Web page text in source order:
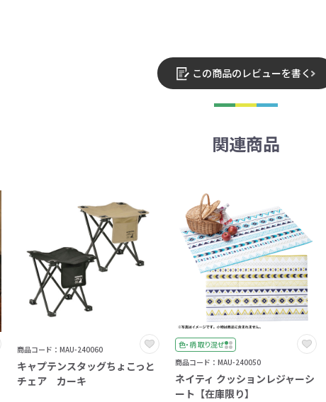
この商品のレビューを書く
関連商品
商品コード：MAU-240060
キャプテンスタッグちょこっと
チェア カーキ
色・柄 取り混ぜ
商品コード：MAU-240050
ネイティ クッションレジャーシ
ート【在庫限り】